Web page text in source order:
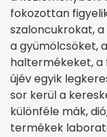
fokozottan
szaloncukrokat, a
a gyümölcsöket,
haltermékeket, a
újév egyik
sor kerül a
különféle mák,
termékek